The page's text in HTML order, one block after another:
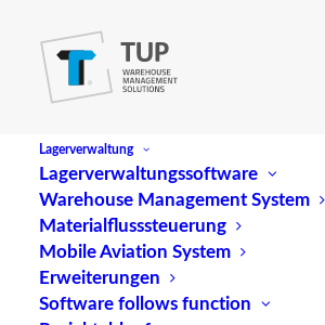
Lagerverwaltung
Lagerverwaltungssoftware
Warehouse Management System
Materialflusssteuerung
Mobile Aviation System
Erweiterungen
Software follows function